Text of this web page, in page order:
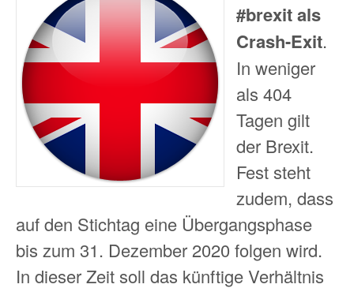
#brexit als
Crash-Exit.
In weniger
als 404
Tagen gilt
der Brexit.
Fest steht
zudem, dass
auf den Stichtag eine Übergangsphase
bis zum 31. Dezember 2020 folgen wird.
In dieser Zeit soll das künftige Verhältnis